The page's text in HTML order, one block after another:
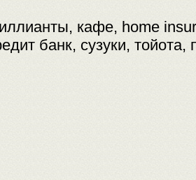
кафе, home
банк, сузуки, тойота,